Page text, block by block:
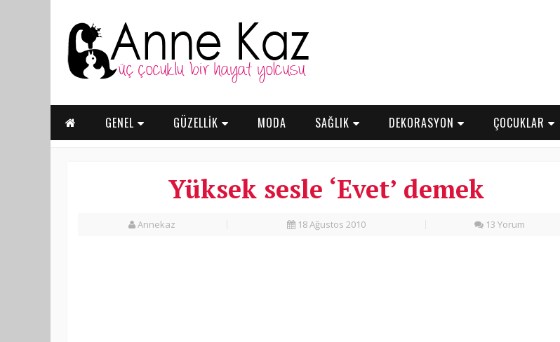
GENEL GÜZELLİK MODA SAĞLIK DEKORASYON ÇOCUKLAR
Yüksek sesle ‘Evet’ demek
Annekaz 18 Ağustos 2010 13 Yorum